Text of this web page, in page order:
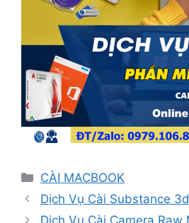
Danh
mục
CÀI MACBOOK
Dịch Vụ Cài Substance